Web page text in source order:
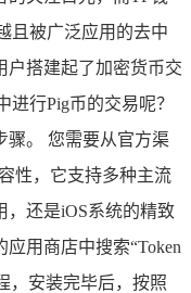
且被广泛应用的去中
户搭建起了加密货币交
行Pig币的交易呢？
骤。 您需要从官方渠
性，它支持多种主流
，还是iOS系统的精致
用商店中搜索“Token
，安装完毕后，按照